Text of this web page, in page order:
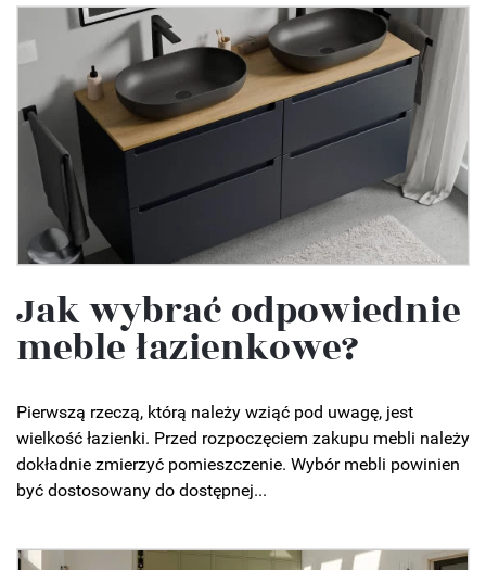
Jak wybrać odpowiednie
meble łazienkowe?
Pierwszą rzeczą, którą należy wziąć pod uwagę, jest
wielkość łazienki. Przed rozpoczęciem zakupu mebli należy
dokładnie zmierzyć pomieszczenie. Wybór mebli powinien
być dostosowany do dostępnej...